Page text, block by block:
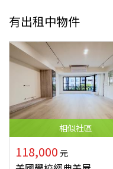
有出租中物件
相似社區
118,000 元